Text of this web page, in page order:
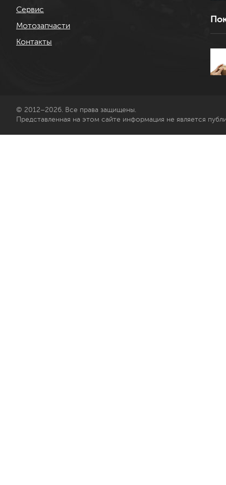
Сервис
Мотозапчасти
Контакты
© 2012–2026. Все права защищены.
Представленная на этом сайте информация не является